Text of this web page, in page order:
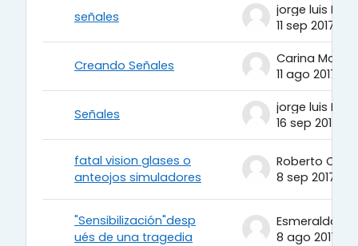
señales
jorge luis
11 sep 2017
Creando Señales
Carina Molina
11 ago 2017
Señales
jorge luis
16 sep 2017
fatal vision glases o
anteojos simuladores
8 sep 2017
"Sensibilización"desp
ués de una tragedia
8 ago 2017